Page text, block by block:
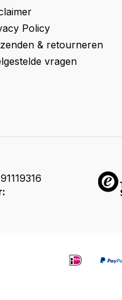
Policy
& retourneren
vragen
91119316